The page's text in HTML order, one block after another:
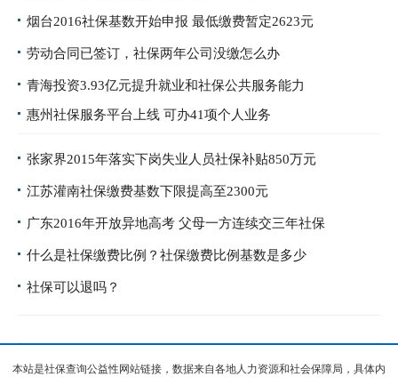
烟台2016社保基数开始申报 最低缴费暂定2623元
劳动合同已签订，社保两年公司没缴怎么办
青海投资3.93亿元提升就业和社保公共服务能力
惠州社保服务平台上线 可办41项个人业务
张家界2015年落实下岗失业人员社保补贴850万元
江苏灌南社保缴费基数下限提高至2300元
广东2016年开放异地高考 父母一方连续交三年社保
什么是社保缴费比例？社保缴费比例基数是多少
社保可以退吗？
本站是社保查询公益性网站链接，数据来自各地人力资源和社会保障局，具体内